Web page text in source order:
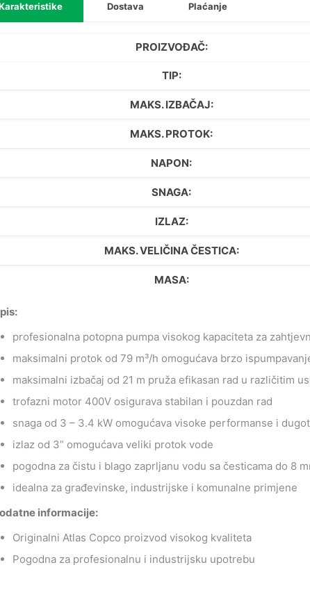
Dostava Plaćanje
PROIZVOĐAČ:
TIP:
MAKS. IZBAČAJ:
MAKS. PROTOK:
NAPON:
SNAGA:
IZLAZ:
MAKS. VELIČINA ČESTICA:
MASA:
profesionalna potopna pumpa visokog kapaciteta za
maksimalni protok od 79 m³/h omogućava brzo
maksimalni izbačaj od 21 m pruža efikasan rad u različitim
trofazni motor 400V osigurava stabilan i pouzdan rad
snaga od 3 – 3.4 kW omogućava visoke performanse i
izlaz od 3” omogućava veliki protok vode
pogodna za čistu i blago zaprljanu vodu sa česticama do 8
idealna za građevinske, industrijske i komunalne primjene
informacije:
Originalni Atlas Copco proizvod visokog kvaliteta
Pogodna za profesionalnu i industrijsku upotrebu